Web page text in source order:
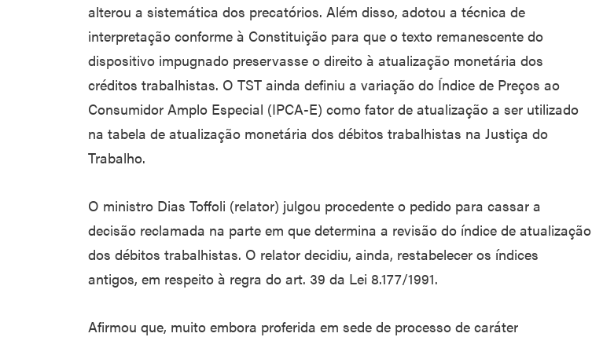
alterou a sistemática dos precatórios. Além disso, adotou a técnica de
interpretação conforme à Constituição para que o texto remanescente do
dispositivo impugnado preservasse o direito à atualização monetária dos
créditos trabalhistas. O TST ainda definiu a variação do Índice de Preços ao
Consumidor Amplo Especial (IPCA-E) como fator de atualização a ser utilizado
na tabela de atualização monetária dos débitos trabalhistas na Justiça do
Trabalho.
O ministro Dias Toffoli (relator) julgou procedente o pedido para cassar a
decisão reclamada na parte em que determina a revisão do índice de atualização
dos débitos trabalhistas. O relator decidiu, ainda, restabelecer os índices
antigos, em respeito à regra do art. 39 da Lei 8.177/1991.
Afirmou que, muito embora proferida em sede de processo de caráter